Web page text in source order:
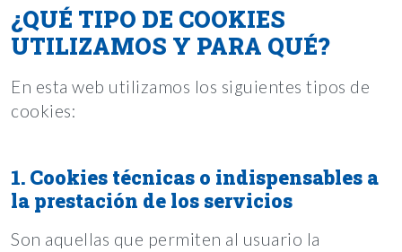
¿QUÉ TIPO DE COOKIES
UTILIZAMOS Y PARA QUÉ?
En esta web utilizamos los siguientes tipos de
cookies:
1. Cookies técnicas o indispensables a
la prestación de los servicios
Son aquellas que permiten al usuario la